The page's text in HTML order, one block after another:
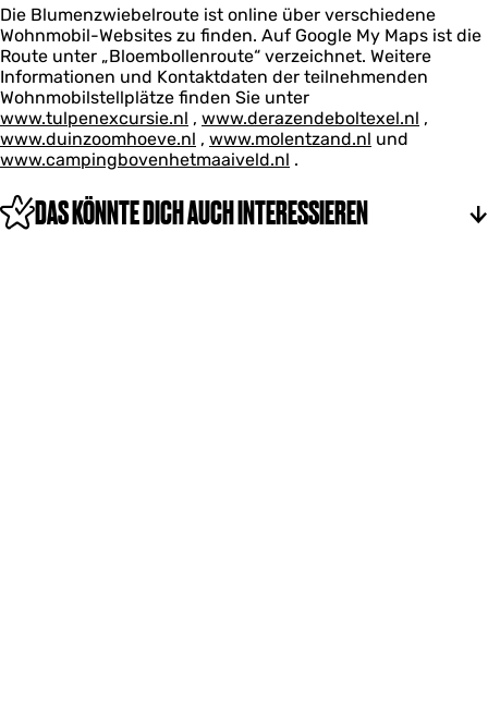
Die Blumenzwiebelroute ist online über verschiedene
Wohnmobil-Websites zu finden. Auf Google My Maps ist die
Route unter „Bloembollenroute“ verzeichnet. Weitere
Informationen und Kontaktdaten der teilnehmenden
Wohnmobilstellplätze finden Sie unter
www.tulpenexcursie.nl , www.derazendeboltexel.nl ,
www.duinzoomhoeve.nl , www.molentzand.nl und
www.campingbovenhetmaaiveld.nl .
DAS KÖNNTE DICH AUCH INTERESSIEREN